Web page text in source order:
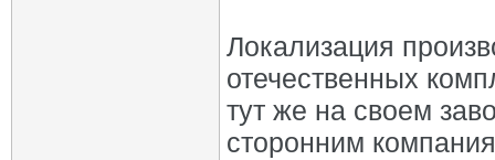
Локализация
отечественных
тут же на своем
сторонним